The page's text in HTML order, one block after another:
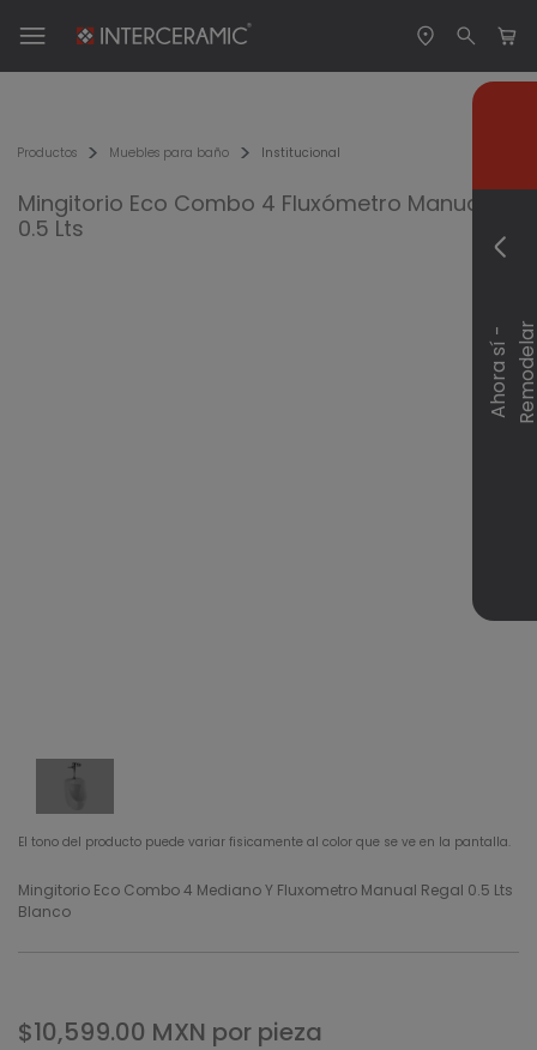
A
h
o
r
a
s
í
-
R
e
m
o
d
e
l
a
Productos Muebles para baño Institucional
Mingitorio Eco Combo 4 Fluxómetro Manual
0.5 Lts
El tono del producto puede variar fisicamente al color que se ve en la pantalla.
Mingitorio Eco Combo 4 Mediano Y Fluxometro Manual Regal 0.5 Lts
Blanco
$10,599.00 MXN por pieza